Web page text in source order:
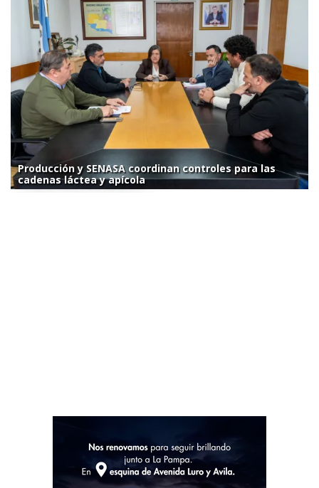
Producción y SENASA coordinan controles para las
cadenas láctea y apícola